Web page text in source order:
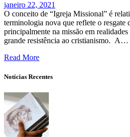
janeiro 22, 2021
O conceito de “Igreja Missional” é
terminologia nova que reflete o resgate
principalmente na missão em
grande resistência ao cristianismo. A…
Read More
Notícias Recentes